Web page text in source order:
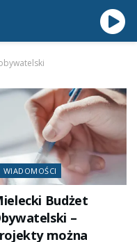
WIADOMOŚCI
Budżet
–
można